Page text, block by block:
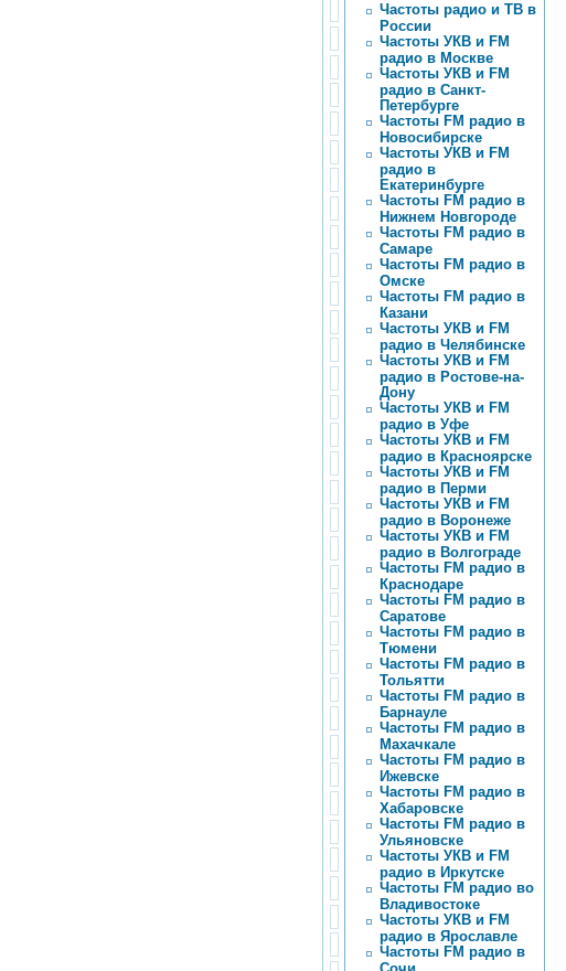
Частоты радио и ТВ в
России
Частоты УКВ и FM
радио в Москве
Частоты УКВ и FM
радио в Санкт-
Петербурге
Частоты FM радио в
Новосибирске
Частоты УКВ и FM
радио в
Екатеринбурге
Частоты FM радио в
Нижнем Новгороде
Частоты FM радио в
Самаре
Частоты FM радио в
Омске
Частоты FM радио в
Казани
Частоты УКВ и FM
радио в Челябинске
Частоты УКВ и FM
радио в Ростове-на-
Дону
Частоты УКВ и FM
радио в Уфе
Частоты УКВ и FM
радио в Красноярске
Частоты УКВ и FM
радио в Перми
Частоты УКВ и FM
радио в Воронеже
Частоты УКВ и FM
радио в Волгограде
Частоты FM радио в
Краснодаре
Частоты FM радио в
Саратове
Частоты FM радио в
Тюмени
Частоты FM радио в
Тольятти
Частоты FM радио в
Барнауле
Частоты FM радио в
Махачкале
Частоты FM радио в
Ижевске
Частоты FM радио в
Хабаровске
Частоты FM радио в
Ульяновске
Частоты УКВ и FM
радио в Иркутске
Частоты FM радио во
Владивостоке
Частоты УКВ и FM
радио в Ярославле
Частоты FM радио в
Сочи